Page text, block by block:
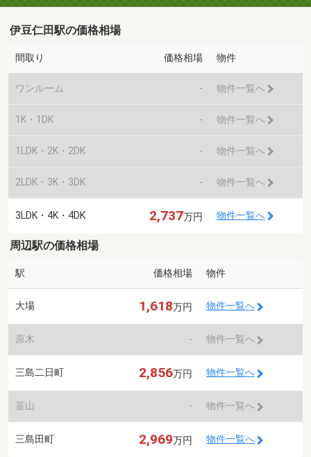
伊豆仁田駅の価格相場
間取り 価格相場 物件
ワンルーム - 物件一覧へ
1K・1DK - 物件一覧へ
1LDK・2K・2DK - 物件一覧へ
2LDK・3K・3DK - 物件一覧へ
3LDK・4K・4DK 2,737万円 物件一覧へ
周辺駅の価格相場
駅 価格相場 物件
大場 1,618万円 物件一覧へ
原木 - 物件一覧へ
三島二日町 2,856万円 物件一覧へ
韮山 - 物件一覧へ
三島田町 2,969万円 物件一覧へ